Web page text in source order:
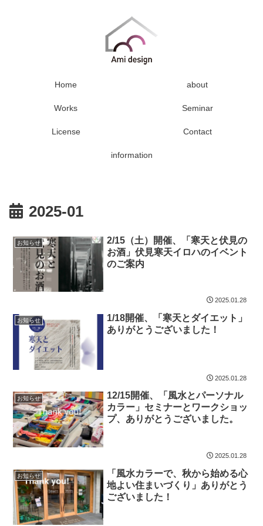
Home about
Works Seminar
License Contact
information
2025-01
お知らせ
2/15（土）開催、「寒天と伏見の
お酒」伏見寒天イロハのイベント
のご案内
2025.01.28
お知らせ
1/18開催、「寒天とダイエット」
ありがとうございました！
2025.01.28
お知らせ
12/15開催、「風水とパーソナル
カラー」セミナーとワークショッ
プ、ありがとうございました。
2025.01.28
お知らせ
「風水カラーで、秋から始める心
地よい住まいづくり」ありがとう
ございました！